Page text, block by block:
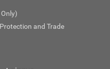
and Trade